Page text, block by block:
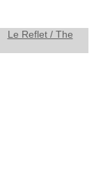
Le Reflet / The